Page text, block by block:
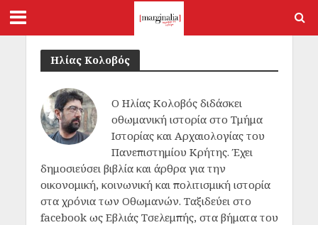
Ηλίας Κολοβός
Ο Ηλίας Κολοβός διδάσκει
οθωμανική ιστορία στο Τμήμα
Ιστορίας και Αρχαιολογίας του
Πανεπιστημίου Κρήτης. Έχει
δημοσιεύσει βιβλία και άρθρα για την
οικονομική, κοινωνική και πολιτισμική ιστορία
στα χρόνια των Οθωμανών. Ταξιδεύει στο
facebook ως Εβλιάς Τσελεμπής, στα βήματα του